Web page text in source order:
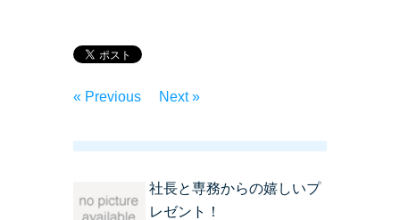
« Previous Next »
社長と専務からの嬉しいプ
レゼント！